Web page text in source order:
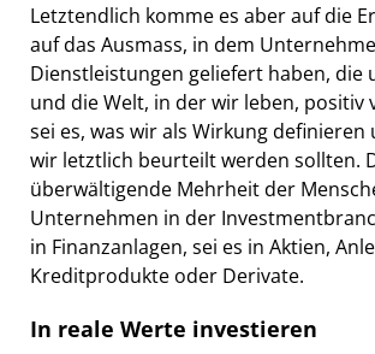
Letztendlich komme es aber auf die
auf das Ausmass, in dem
Dienstleistungen geliefert haben, die
und die Welt, in der wir leben, positiv
sei es, was wir als Wirkung definieren
wir letztlich beurteilt werden sollten.
überwältigende Mehrheit der
Unternehmen in der
in Finanzanlagen, sei es in Aktien,
Kreditprodukte oder Derivate.
In reale Werte investieren